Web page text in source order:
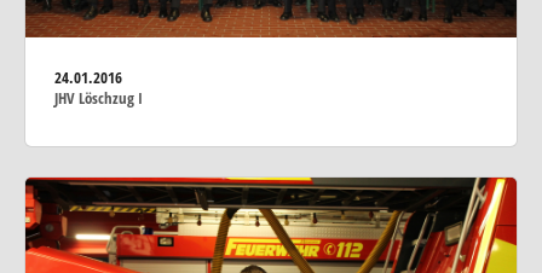
24.01.2016
JHV Löschzug I